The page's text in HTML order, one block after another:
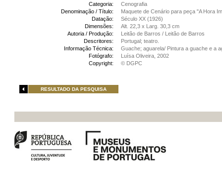
Categoria:
Cenografia
Denominação / Título:
Maquete de Cenário para peça "A Hora
Datação:
Século XX (1926)
Dimensões:
Alt. 22,3 x Larg. 30,3 cm
Autoria / Produção:
Leitão de Barros / Leitão de Barros
Descritores:
Portugal; teatro.
Informação Técnica:
Guache; aguarela/ Pintura a guache e a
Fotógrafo:
Luísa Oliveira, 2002
Copyright:
© DGPC
RESULTADO DA PESQUISA